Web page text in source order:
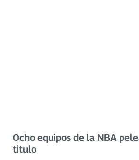
Ocho equipos de la NBA
titulo